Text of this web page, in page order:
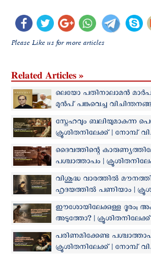
Please Like us for more articles
Related Articles »
ലെയോ പതിനാലാമൻ
മുന്‍പ് പങ്കുവെച്ച
പുറത്തിറക്കി
സ്നേഹവും ബലിയുമാകുന്ന
ക്രൂശിതനിലേക്ക് | നോമ്പ്
ദൈവത്തിന്റെ
പശ്ചാത്താപം |
വിചിന്തനങ്ങൾ 45
വിശുദ്ധ വാരത്തില്‍
ഹൃദയത്തിൽ പണിയാം |
നോമ്പ് വിചിന്തനങ്ങൾ 44
ഈശോയിലേക്കുള്ള ദൂരം;
അടുത്തോ? |
വിചിന്തനങ്ങൾ 43
പരിണമിക്കേണ്ട
ക്രൂശിതനിലേക്ക് | നോമ്പ്